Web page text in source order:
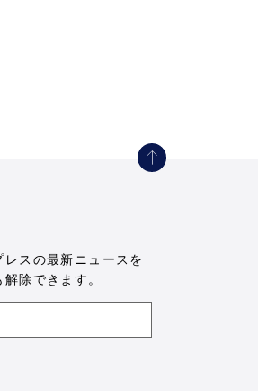
スの最新ニュースを
除できます。